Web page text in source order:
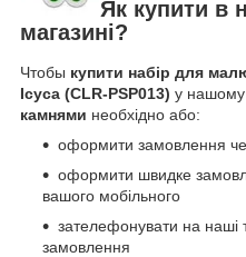
Як купити в
магазині?
Чтобы купити набір для
Ісуса (CLR-PSP013) у нашому
камнями необхідно або:
оформити замовлення
оформити швидке
вашого мобільного
зателефонувати на наші
замовлення